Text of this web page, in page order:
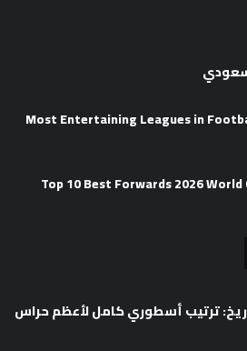
2026 Most Entertaining Leagues in
Top 10 Best Forwards 2026 World
التاريخ: ترتيب أسطوري كامل لأعظم حراس